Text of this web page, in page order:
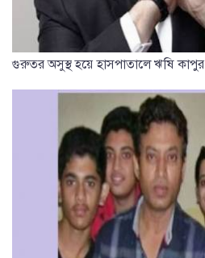
গুরুতর অসুস্থ হয়ে হাসপাতালে ঋষি কাপুর